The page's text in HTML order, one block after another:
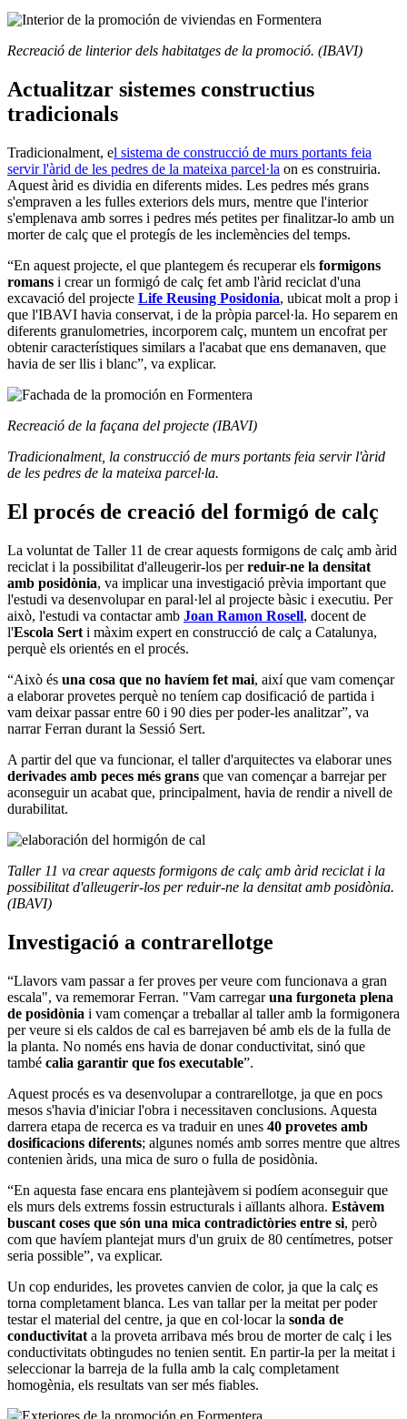
Recreació de linterior dels habitatges de la promoció. (IBAVI)
Actualitzar sistemes constructius
tradicionals
Tradicionalment, el sistema de construcció de murs portants feia
servir l'àrid de les pedres de la mateixa parcel·la on es construiria.
Aquest àrid es dividia en diferents mides. Les pedres més grans
s'empraven a les fulles exteriors dels murs, mentre que l'interior
s'emplenava amb sorres i pedres més petites per finalitzar-lo amb un
morter de calç que el protegís de les inclemències del temps.
“En aquest projecte, el que plantegem és recuperar els formigons
romans i crear un formigó de calç fet amb l'àrid reciclat d'una
excavació del projecte Life Reusing Posidonia, ubicat molt a prop i
que l'IBAVI havia conservat, i de la pròpia parcel·la. Ho separem en
diferents granulometries, incorporem calç, muntem un encofrat per
obtenir característiques similars a l'acabat que ens demanaven, que
havia de ser llis i blanc”, va explicar.
Recreació de la façana del projecte (IBAVI)
Tradicionalment, la construcció de murs portants feia servir l'àrid
de les pedres de la mateixa parcel·la.
El procés de creació del formigó de calç
La voluntat de Taller 11 de crear aquests formigons de calç amb àrid
reciclat i la possibilitat d'alleugerir-los perreduir-ne la densitat
amb posidònia, va implicar una investigació prèvia important que
l'estudi va desenvolupar en paral·lel al projecte bàsic i executiu. Per
això, l'estudi va contactar amb Joan Ramon Rosell, docent de
l'Escola Sert i màxim expert en construcció de calç a Catalunya,
perquè els orientés en el procés.
“Això és una cosa que no havíem fet mai, així que vam començar
a elaborar provetes perquè no teníem cap dosificació de partida i
vam deixar passar entre 60 i 90 dies per poder-les analitzar”, va
narrar Ferran durant la Sessió Sert.
A partir del que va funcionar, el taller d'arquitectes va elaborar unes
derivades amb peces més grans que van començar a barrejar per
aconseguir un acabat que, principalment, havia de rendir a nivell de
durabilitat.
Taller 11 va crear aquests formigons de calç amb àrid reciclat i la
possibilitat d'alleugerir-los per reduir-ne la densitat amb posidònia.
(IBAVI)
Investigació a contrarellotge
“Llavors vam passar a fer proves per veure com funcionava a gran
escala", va rememorar Ferran. "Vam carregaruna furgoneta plena
de posidònia i vam començar a treballar al taller amb la formigonera
per veure si els caldos de cal es barrejaven bé amb els de la fulla de
la planta. No només ens havia de donar conductivitat, sinó que
també calia garantir que fos executable”.
Aquest procés es va desenvolupar a contrarellotge, ja que en pocs
mesos s'havia d'iniciar l'obra i necessitaven conclusions. Aquesta
darrera etapa de recerca es va traduir en unes 40 provetes amb
dosificacions diferents; algunes només amb sorres mentre que altres
contenien àrids, una mica de suro o fulla de posidònia.
“En aquesta fase encara ens plantejàvem si podíem aconseguir que
els murs dels extrems fossin estructurals i aïllants alhora. Estàvem
buscant coses que són una mica contradictòries entre si, però
com que havíem plantejat murs d'un gruix de 80 centímetres, potser
seria possible”, va explicar.
Un cop endurides, les provetes canvien de color, ja que la calç es
torna completament blanca. Les van tallar per la meitat per poder
testar el material del centre, ja que en col·locar la sonda de
conductivitat a la proveta arribava més brou de morter de calç i les
conductivitats obtingudes no tenien sentit. En partir-la per la meitat i
seleccionar la barreja de la fulla amb la calç completament
homogènia, els resultats van ser més fiables.